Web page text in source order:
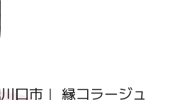
川口市｜ 縁コラージュ